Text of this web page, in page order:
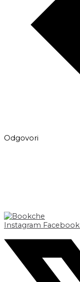
Odgovori
Instagram Facebook